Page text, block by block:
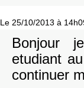
Le 25/10/2013 à
Bonjour
etudiant
continuer